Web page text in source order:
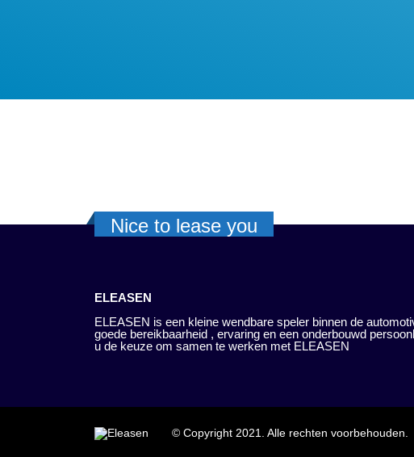
Nice to lease you
ELEASEN
ELEASEN is een kleine wendbare speler binnen de
goede bereikbaarheid , ervaring en een onderbouwd
u de keuze om samen te werken met ELEASEN
© Copyright 2021. Alle rechten voorbehouden.